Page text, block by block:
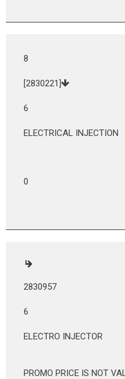
8
[2830221]
6
ELECTRICAL INJECTION
0
2830957
6
ELECTRO INJECTOR
PROMO PRICE IS NOT